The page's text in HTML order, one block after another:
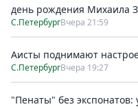
день рождения Михаила
С.ПетербургВчера 21:59
Аисты поднимают
С.ПетербургВчера 19:27
"Пенаты" без